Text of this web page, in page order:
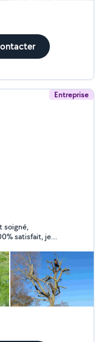
Entreprise
soigné,
satisfait, je